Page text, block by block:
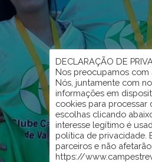
DECLARAÇÃO DE
Nos preocupamos com
Nós, juntamente com
informações em
cookies para processar
escolhas clicando
interesse legítimo é
política de privacidade.
parceiros e não
https://